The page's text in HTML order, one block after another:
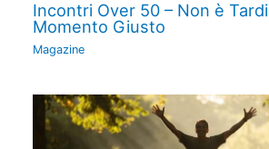
Incontri Over 50 – Non è
Momento Giusto
Magazine